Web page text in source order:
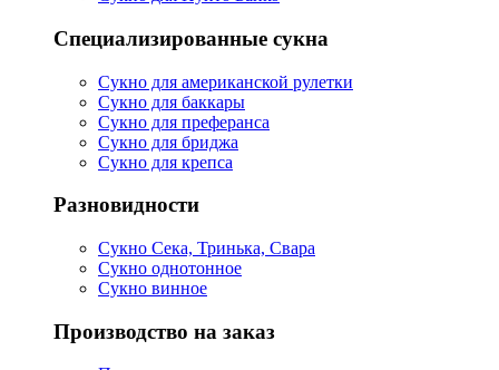
Специализированные сукна
Сукно для американской рулетки
Сукно для баккары
Сукно для преферанса
Сукно для бриджа
Сукно для крепса
Разновидности
Сукно Сека, Тринька, Свара
Сукно однотонное
Сукно винное
Производство на заказ